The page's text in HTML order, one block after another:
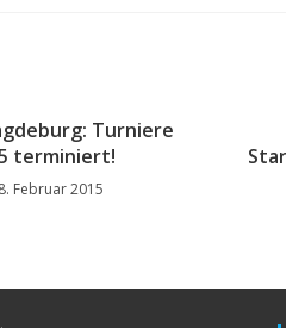
Turniere
terminiert!
8. Februar 2015